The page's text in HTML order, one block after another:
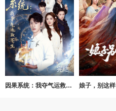
完结
因果系统：我夺气运救苍生 娘子，别这样